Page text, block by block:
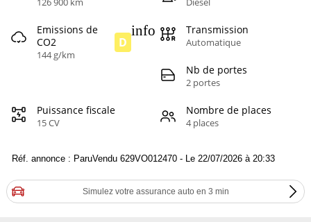
Emissions de
CO2
144 g/km
D
info Transmission
Automatique
Nb de portes
2 portes
Puissance fiscale
15 CV
Nombre de places
4 places
Réf. annonce : ParuVendu 629VO012470 - Le 22/07/2026 à 20:33
Simulez votre assurance auto en 3 min